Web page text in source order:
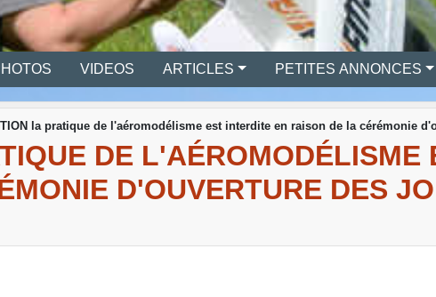
VIDEOS ARTICLES PETITES ANNONCES
la pratique de l'aéromodélisme est interdite en raison de la cérémonie
DE L'AÉROMODÉLISME
D'OUVERTURE DES